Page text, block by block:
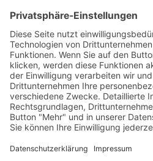
Zu uns
Unser Team
Arbeiten bei Innovation Salzburg
Anfahrt
Die Innovation Salzburg GmbH
Salzburg und